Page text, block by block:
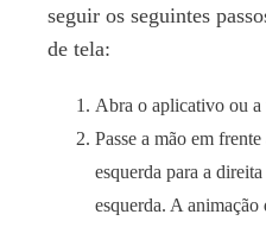
seguir os seguintes
de tela:
Abra o aplicativo ou a
Passe a mão em
esquerda para a
esquerda. A animação